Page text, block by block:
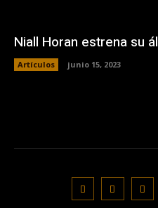
Niall Horan estrena su
Artículos junio 15, 2023